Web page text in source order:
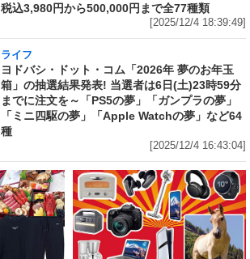
税込3,980円から500,000円まで全77種類
[2025/12/4 18:39:49]
ライフ
ヨドバシ・ドット・コム「2026年 夢のお年玉
箱」の抽選結果発表! 当選者は6日(土)23時59分
までに注文を～「PS5の夢」「ガンプラの夢」
「ミニ四駆の夢」「Apple Watchの夢」など64
種
[2025/12/4 16:43:04]